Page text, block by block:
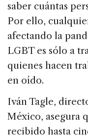
saber cuántas
Por ello,
afectando la
LGBT es sólo a
quienes hacen
en oído.
Iván Tagle,
México, asegura
recibido hasta